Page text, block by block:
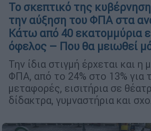
Το σκεπτικό της
την αύξηση του ΦΠΑ στα
Κάτω από 40 εκατομμύρια
όφελος – Που θα μειωθεί
Την ίδια στιγμή έρχεται και η
ΦΠΑ, από το 24% στο 13% για
μεταφορές, εισιτήρια σε
δίδακτρα, γυμναστήρια και